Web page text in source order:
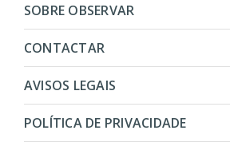
SOBRE OBSERVAR
CONTACTAR
AVISOS LEGAIS
POLÍTICA DE PRIVACIDADE